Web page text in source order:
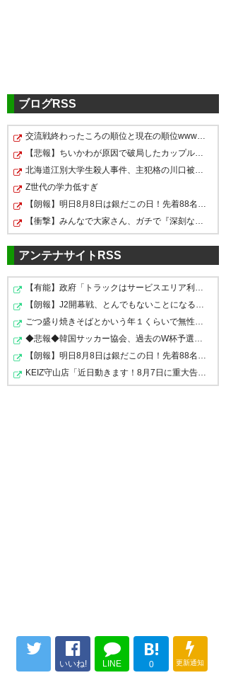
梅木きたぞお前ら
735U-名無しさん 2024/06/30(日) 10:09:29 6I98VqTd0
昨日のスタメンにいなかったから移籍かと思ってた
けどうちとは思わなかったわ
736U-名無しさん 2024/06/30(日) 10:09:35 mpErmawVr
えええ？梅木なんてエアバトル最強の奴やん
よく引き抜けたな
博文からのプレゼントか
740U-名無しさん2024/06/30(日) 10:14:06 T/UWawsI0
対戦したときいい選手だなと思ってた
いい補強だね
敵陣空中戦勝利数1位の梅木
U-名無しさん 2024/06/30(日) 11:17:00 Da5xhg630
こういう補強を5月ぐらいから夢見てたよ～
レノファ山口FC ～維新劇場 第169幕～
1718416501
梅木まじかよ。
217U-名無しさん2024/06/30(日) 10:09:51 C8NKu1Ex0
よりによって同じプレーオフ争うチームに移籍か
よ…めっちゃ空中戦競らされるの嫌になったか？
シルビオも負傷したかもしれんしCF補強必須だ
219警備員[Lv.9][芽] 2024/06/30(日) 10:12:42 uX737ty40
梅木は仙台か…なんとも言えないな
2024/06/30(日) 10:54:52 uX737ty40
退団した選手の夏季限定ユニフォームをご購入いた
ブログRSS
交流戦終わったころの順位と現在の順位wwwwwwwwwwwwwwwww…
【悲報】ちいかわが原因で破局したカップルがコチラｗｗ…
北海道江別大学生殺人事件、主犯格の川口被告(19)に無期…
Z世代の学力低すぎ
【朗報】明日8月8日は銀だこの日！先着88名に8個入りを88…
【衝撃】みんなで大家さん、ガチで『深刻な状態』になっ…
アンテナサイトRSS
【有能】政府「トラックはサービスエリア利用有料化すれ…
【朗報】J2開幕戦、とんでもないことになるｗｗｗｗｗｗｗ
ごつ盛り焼きそばとかいう年１くらいで無性に食いたくな…
◆悲報◆韓国サッカー協会、過去のW杯予選など複数試合で担…
【朗報】明日8月8日は銀だこの日！先着88名に8個入りを88…
KEIZ守山店「近日動きます！8月7日に重大告知！」→「8月7…
いいね! LINE
B!
0 更新通知